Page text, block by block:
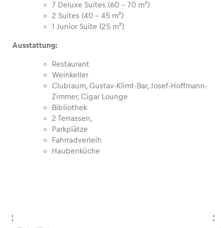
7 Deluxe Suites (60 – 70 m²)
2 Suites (40 – 45 m²)
1 Junior Suite (25 m²)
Ausstattung:
Restaurant
Weinkeller
Clubraum, Gustav-Klimt-Bar, Josef-Hoffmann-
Zimmer, Cigar Lounge
Bibliothek
2 Terrassen,
Parkplätze
Fahrradverleih
Haubenküche